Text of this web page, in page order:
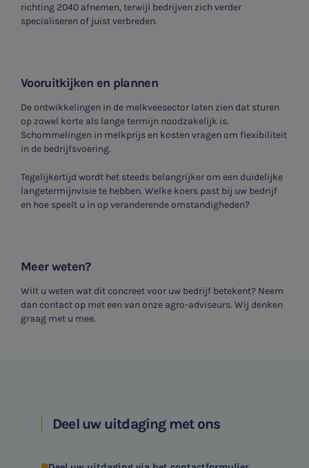
richting 2040 afnemen, terwijl bedrijven zich verder
specialiseren of juist verbreden.
Vooruitkijken en plannen
De ontwikkelingen in de melkveesector laten zien dat sturen
op zowel korte als lange termijn noodzakelijk is.
Schommelingen in melkprijs en kosten vragen om flexibiliteit
in de bedrijfsvoering.
Tegelijkertijd wordt het steeds belangrijker om een duidelijke
langetermijnvisie te hebben. Welke koers past bij uw bedrijf
en hoe speelt u in op veranderende omstandigheden?
Meer weten?
Wilt u weten wat dit concreet voor uw bedrijf betekent? Neem
dan contact op met een van onze agro-adviseurs. Wij denken
graag met u mee.
Deel uw uitdaging met ons